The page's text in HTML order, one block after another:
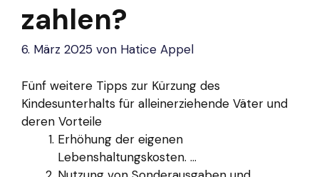
zahlen?
6. März 2025 von Hatice Appel
Fünf weitere Tipps zur Kürzung des
Kindesunterhalts für alleinerziehende Väter und
deren Vorteile
Erhöhung der eigenen
Lebenshaltungskosten. ...